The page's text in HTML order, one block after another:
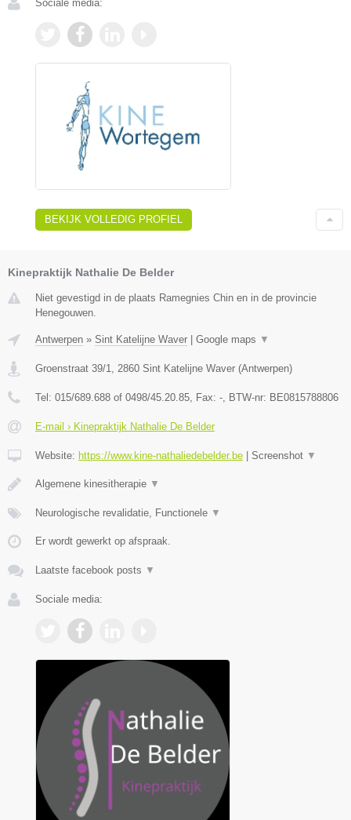
Sociale media:
BEKIJK VOLLEDIG PROFIEL
Kinepraktijk Nathalie De Belder
Niet gevestigd in de plaats Ramegnies Chin en in de provincie
Henegouwen.
Antwerpen » Sint Katelijne Waver | Google maps ▼
Groenstraat 39/1 2860 Sint Katelijne Waver (Antwerpen)
Tel: 015/689.688 of 0498/45.20.85 , Fax: - , BTW-nr: BE0815788806
E-mail › Kinepraktijk Nathalie De Belder
Website: https://www.kine-nathaliedebelder.be | Screenshot ▼
Algemene kinesitherapie ▼
Neurologische revalidatie, Functionele ▼
Er wordt gewerkt op afspraak.
Laatste facebook posts ▼
Sociale media: